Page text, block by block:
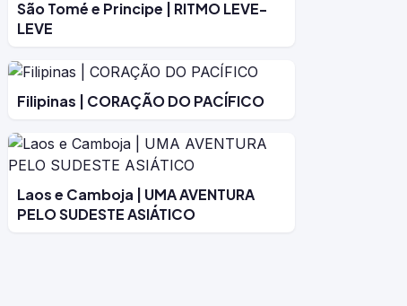
São Tomé e Principe | RITMO LEVE-
LEVE
Filipinas | CORAÇÃO DO PACÍFICO
Laos e Camboja | UMA AVENTURA
PELO SUDESTE ASIÁTICO